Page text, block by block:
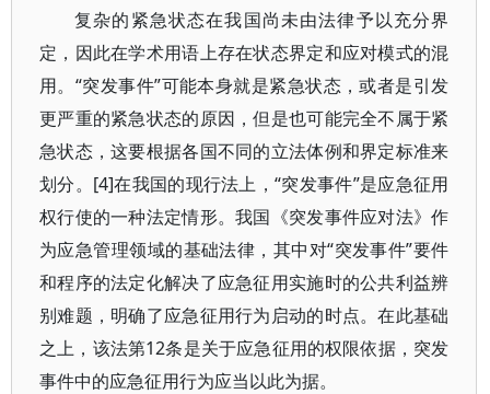
复杂的紧急状态在我国尚未由法律予以充分界
定，因此在学术用语上存在状态界定和应对模式的混
用。“突发事件”可能本身就是紧急状态，或者是引发
更严重的紧急状态的原因，但是也可能完全不属于紧
急状态，这要根据各国不同的立法体例和界定标准来
划分。[4]在我国的现行法上，“突发事件”是应急征用
权行使的一种法定情形。我国《突发事件应对法》作
为应急管理领域的基础法律，其中对“突发事件”要件
和程序的法定化解决了应急征用实施时的公共利益辨
别难题，明确了应急征用行为启动的时点。在此基础
之上，该法第12条是关于应急征用的权限依据，突发
事件中的应急征用行为应当以此为据。